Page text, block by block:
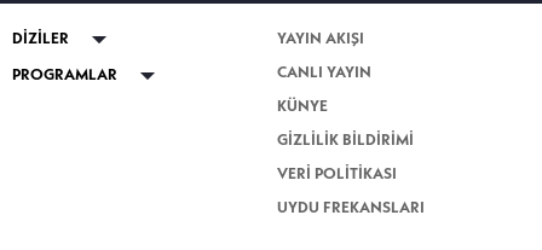
DİZİLER
ABİ
PROGRAMLAR
YAYIN AKIŞI
CANLI YAYIN
KÜNYE
GİZLİLİK BİLDİRİMİ
VERİ POLİTİKASI
UYDU FREKANSLARI